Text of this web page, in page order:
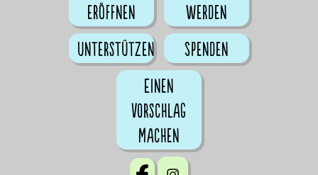
eröffnen
werden
Unterstützen
Spenden
Einen
Vorschlag
machen